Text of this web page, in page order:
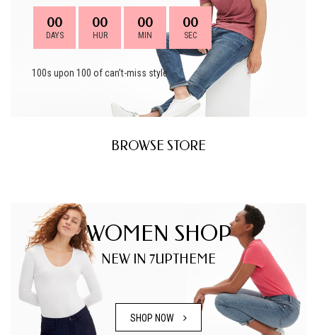
00
DAYS
00
HUR
00
MIN
00
SEC
100s upon 100 of can’t-miss style
BROWSE STORE
WOMEN SHOP
NEW IN 7UPTHEME
SHOP NOW